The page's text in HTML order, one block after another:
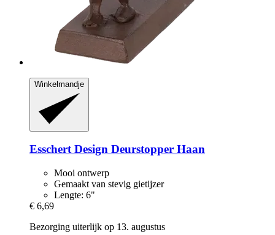
Winkelmandje
Esschert Design Deurstopper Haan
Mooi ontwerp
Gemaakt van stevig gietijzer
Lengte: 6"
€ 6,69
Bezorging uiterlijk op 13. augustus